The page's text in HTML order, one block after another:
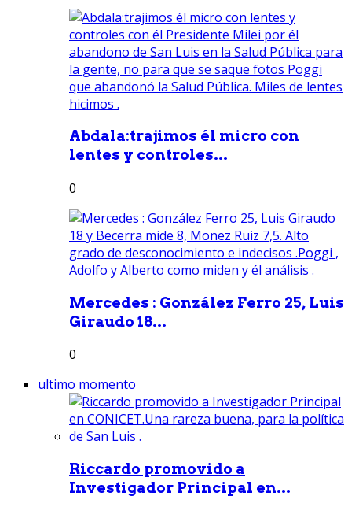
Abdala:trajimos él micro con
lentes y controles...
0
Mercedes : González Ferro 25, Luis
Giraudo 18...
0
ultimo momento
Riccardo promovido a
Investigador Principal en...